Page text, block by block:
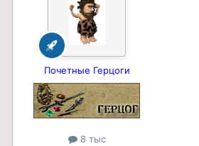
Почетные Герцоги
8 тыс